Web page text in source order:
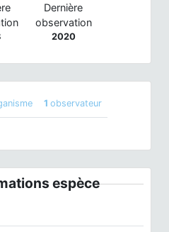
Dernière
observation
2020
1 observateur
espèce